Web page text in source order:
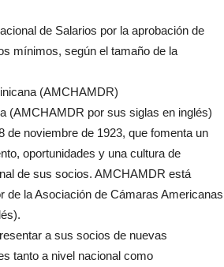
de Salarios por la aprobación de
mínimos, según el tamaño de la
(AMCHAMDR)
(AMCHAMDR por sus siglas en inglés)
de noviembre de 1923, que fomenta un
oportunidades y una cultura de
de sus socios. AMCHAMDR está
de la Asociación de Cámaras Americanas
a sus socios de nuevas
tanto a nivel nacional como